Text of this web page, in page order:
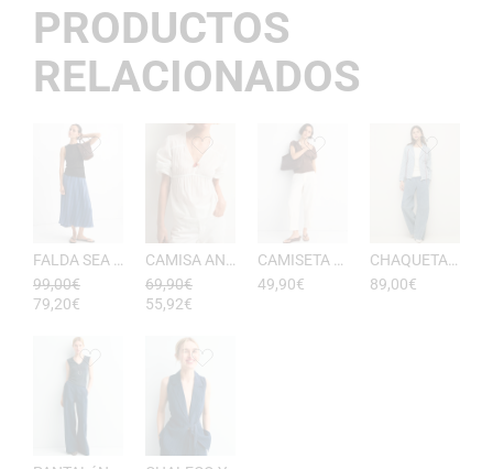
PRODUCTOS
RELACIONADOS
99,00€
79,20€
69,90€
55,92€
49,90€
89,00€